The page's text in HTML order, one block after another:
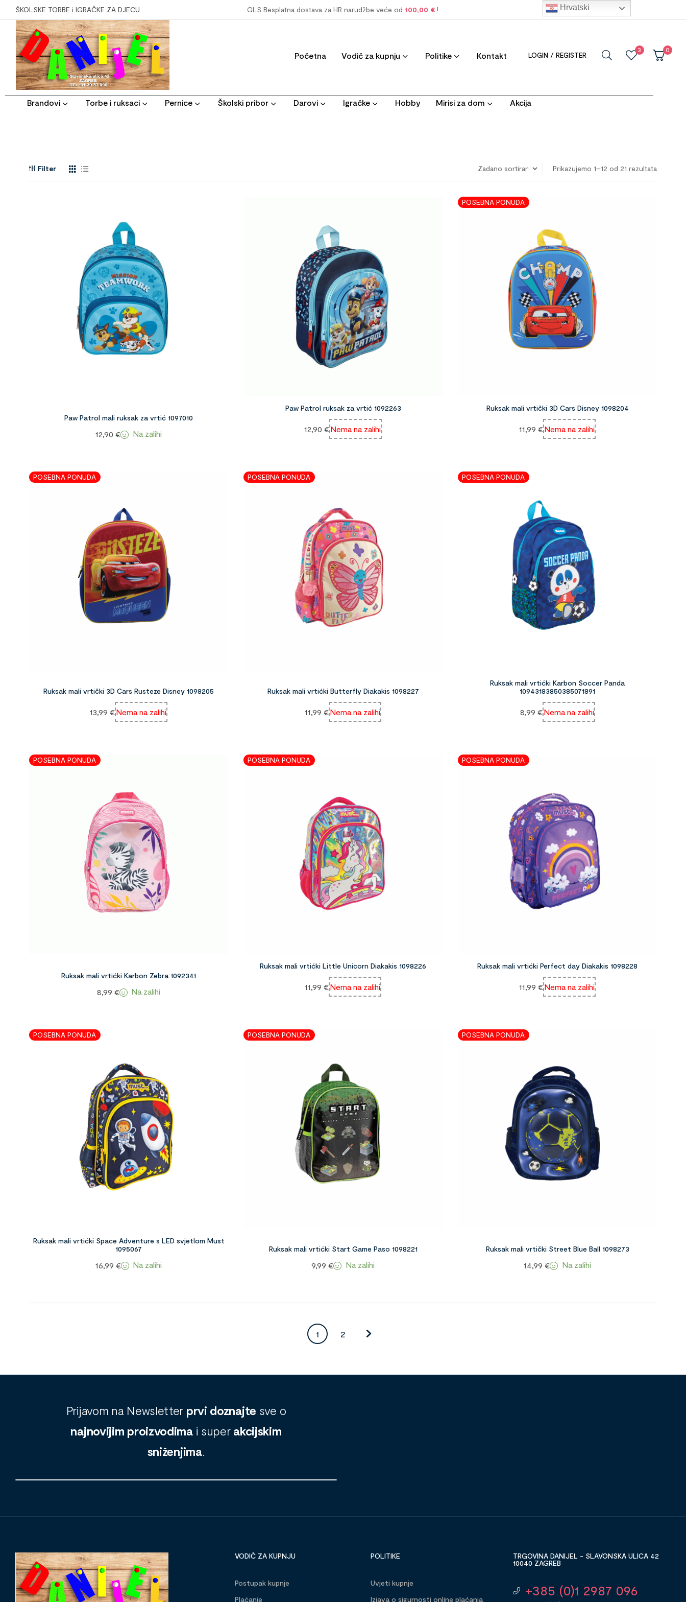
ŠKOLSKE TORBE i IGRAČKE ZA DJECU GLS Besplatna dostava za HR narudžbe veće od 100,00 € !
Početna Vodič za kupnju Politike Kontakt LOGIN / REGISTER
3 0
Brandovi Torbe i ruksaci Pernice Školski pribor Darovi Igračke Hobby Mirisi za dom Akcija
Filter Prikazujemo 1–12 od 21 rezultata
Paw Patrol mali ruksak za vrtić 1097010
12,90€ Na zalihi
Paw Patrol ruksak za vrtić 1092263
12,90 €Nema na zalihi
POSEBNA PONUDA
Ruksak mali vrtički 3D Cars Disney 1098204
11,99 €Nema na zalihi
POSEBNA PONUDA
Ruksak mali vrtički 3D Cars Rusteze Disney 1098205
13,99 €Nema na zalihi
POSEBNA PONUDA
Ruksak mali vrtićki Butterfly Diakakis 1098227
11,99 €Nema na zalihi
POSEBNA PONUDA
Ruksak mali vrtićki Karbon Soccer Panda
10943183850385071891
8,99 €Nema na zalihi
POSEBNA PONUDA
Ruksak mali vrtićki Karbon Zebra 1092341
8,99 € Na zalihi
POSEBNA PONUDA
Ruksak mali vrtićki Little Unicorn Diakakis 1098226
11,99 €Nema na zalihi
POSEBNA PONUDA
Ruksak mali vrtićki Perfect day Diakakis 1098228
11,99 €Nema na zalihi
POSEBNA PONUDA
Ruksak mali vrtićki Space Adventure s LED svjetlom Must
1095067
16,99 € Na zalihi
POSEBNA PONUDA
Ruksak mali vrtićki Start Game Paso 1098221
9,99€ Na zalihi
POSEBNA PONUDA
Ruksak mali vrtički Street Blue Ball 1098273
14,99€ Na zalihi
1 2
Prijavom na Newsletter prvi doznajte sve o
najnovijim proizvodimai super akcijskim
sniženjima.
VODIČ ZA KUPNJU
Postupak kupnje
Plaćanje
POLITIKE
Uvjeti kupnje
Izjava o sigurnosti online plaćanja
TRGOVINA DANIJEL - SLAVONSKA ULICA 42
10040 ZAGREB
+385 (0)1 2987 096
Hrvatski